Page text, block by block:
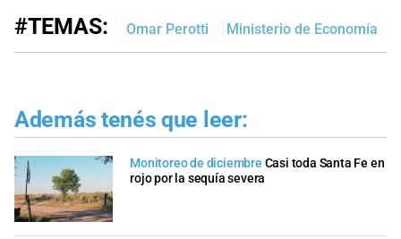
#TEMAS: Omar Perotti Ministerio de Economía
Además tenés que leer:
Monitoreo de diciembre Casi toda Santa Fe en
rojo por la sequía severa